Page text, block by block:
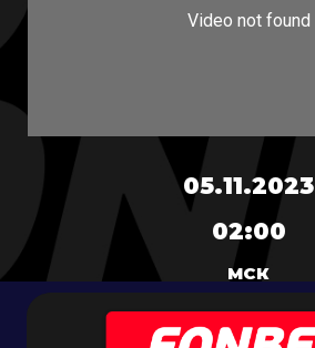
05.11.2023
02:00
МСК